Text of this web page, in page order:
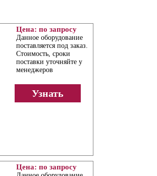
Цена: по запросу
Данное оборудование
поставляется под заказ.
Стоимость, сроки
поставки уточняйте у
менеджеров
Узнать
Цена: по запросу